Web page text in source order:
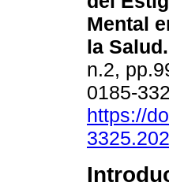
Mental
la Salud.
n.2,
0185-
https://